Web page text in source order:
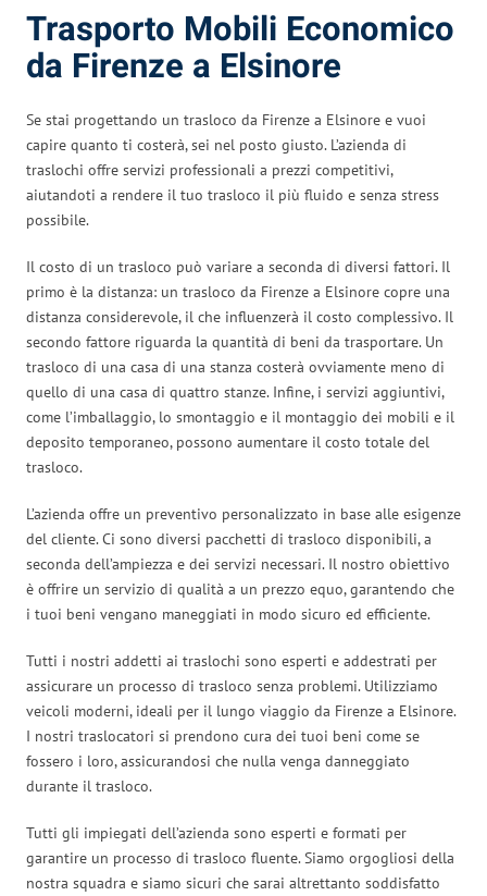
Trasporto Mobili Economico
da Firenze a Elsinore
Se stai progettando un trasloco da Firenze a Elsinore e vuoi
capire quanto ti costerà, sei nel posto giusto. L’azienda di
traslochi offre servizi professionali a prezzi competitivi,
aiutandoti a rendere il tuo trasloco il più fluido e senza stress
possibile.
Il costo di un trasloco può variare a seconda di diversi fattori. Il
primo è la distanza: un trasloco da Firenze a Elsinore copre una
distanza considerevole, il che influenzerà il costo complessivo. Il
secondo fattore riguarda la quantità di beni da trasportare. Un
trasloco di una casa di una stanza costerà ovviamente meno di
quello di una casa di quattro stanze. Infine, i servizi aggiuntivi,
come l’imballaggio, lo smontaggio e il montaggio dei mobili e il
deposito temporaneo, possono aumentare il costo totale del
trasloco.
L’azienda offre un preventivo personalizzato in base alle esigenze
del cliente. Ci sono diversi pacchetti di trasloco disponibili, a
seconda dell’ampiezza e dei servizi necessari. Il nostro obiettivo
è offrire un servizio di qualità a un prezzo equo, garantendo che
i tuoi beni vengano maneggiati in modo sicuro ed efficiente.
Tutti i nostri addetti ai traslochi sono esperti e addestrati per
assicurare un processo di trasloco senza problemi. Utilizziamo
veicoli moderni, ideali per il lungo viaggio da Firenze a Elsinore.
I nostri traslocatori si prendono cura dei tuoi beni come se
fossero i loro, assicurandosi che nulla venga danneggiato
durante il trasloco.
Tutti gli impiegati dell’azienda sono esperti e formati per
garantire un processo di trasloco fluente. Siamo orgogliosi della
nostra squadra e siamo sicuri che sarai altrettanto soddisfatto